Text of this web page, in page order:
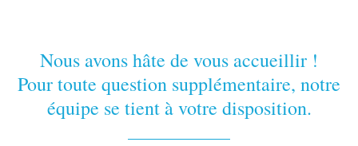
Nous avons hâte de vous accueillir !
Pour toute question supplémentaire, notre
équipe se tient à votre disposition.